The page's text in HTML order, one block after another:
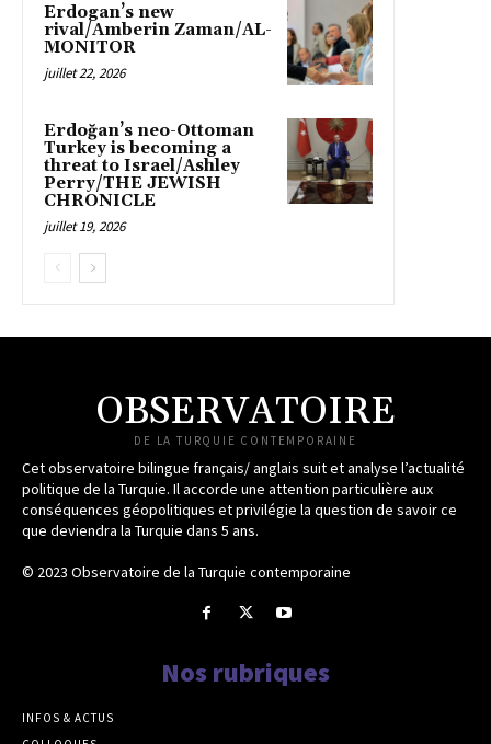
Erdogan’s new
rival/Amberin Zaman/AL-
MONITOR
juillet 22, 2026
Erdoğan’s neo-Ottoman
Turkey is becoming a
threat to Israel/Ashley
Perry/THE JEWISH
CHRONICLE
juillet 19, 2026
OBSERVATOIRE
DE LA TURQUIE CONTEMPORAINE
Cet observatoire bilingue français/ anglais suit et analyse l’actualité
politique de la Turquie. Il accorde une attention particulière aux
conséquences géopolitiques et privilégie la question de savoir ce
que deviendra la Turquie dans 5 ans.
© 2023 Observatoire de la Turquie contemporaine
Nos rubriques
INFOS & ACTUS